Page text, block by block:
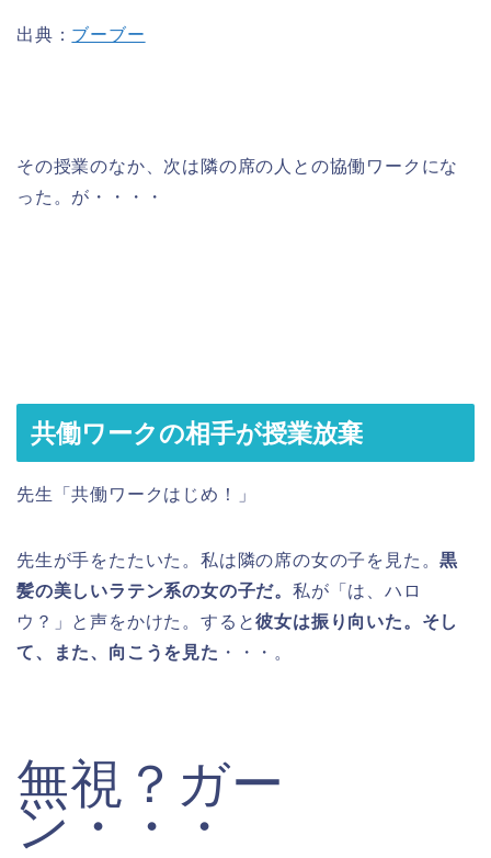
出典： ブーブー
その授業のなか、次は隣の席の人との協働ワークにな
った。が・・・・
共働ワークの相手が授業放棄
先生「共働ワークはじめ！」
先生が手をたたいた。私は隣の席の女の子を見た。黒
髪の美しいラテン系の女の子だ。 私が「は、ハロ
ウ？」と声をかけた。すると彼女は振り向いた。そし
て、また、向こうを見た ・・・。
無視？ガー
ン・・・